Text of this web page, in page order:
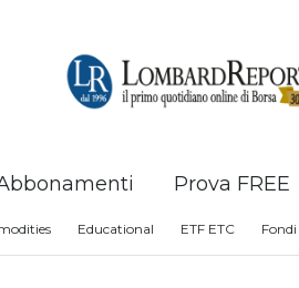
Prova FREE
Educational ETF ETC